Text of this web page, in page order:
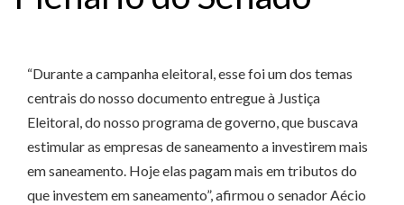
“Durante a campanha eleitoral, esse foi um dos temas
centrais do nosso documento entregue à Justiça
Eleitoral, do nosso programa de governo, que buscava
estimular as empresas de saneamento a investirem mais
em saneamento. Hoje elas pagam mais em tributos do
que investem em saneamento”, afirmou o senador Aécio